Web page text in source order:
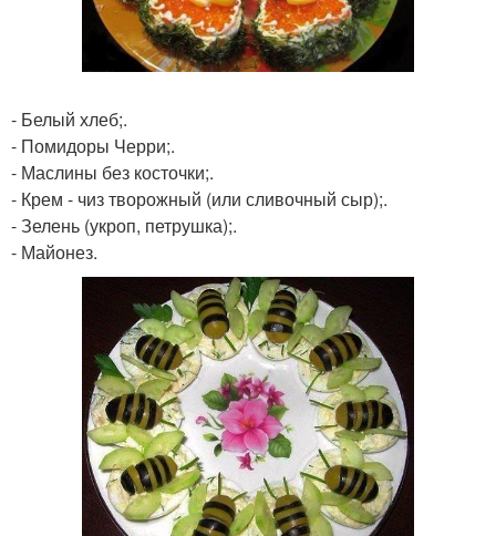
- Белый хлеб;.
- Помидоры Черри;.
- Маслины без косточки;.
- Крем - чиз творожный (или сливочный сыр);.
- Зелень (укроп, петрушка);.
- Майонез.